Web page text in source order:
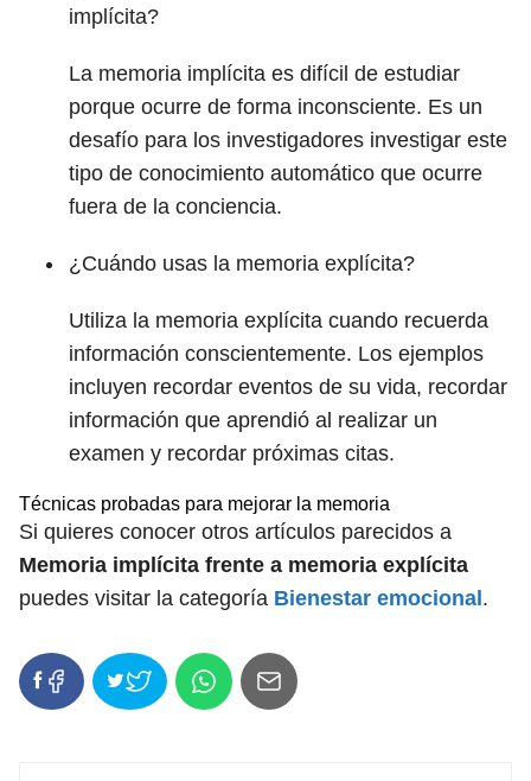
implícita?
La memoria implícita es difícil de estudiar
porque ocurre de forma inconsciente. Es un
desafío para los investigadores investigar este
tipo de conocimiento automático que ocurre
fuera de la conciencia.
¿Cuándo usas la memoria explícita?
Utiliza la memoria explícita cuando recuerda
información conscientemente. Los ejemplos
incluyen recordar eventos de su vida, recordar
información que aprendió al realizar un
examen y recordar próximas citas.
Técnicas probadas para mejorar la memoria
Si quieres conocer otros artículos parecidos a
Memoria implícita frente a memoria explícita
puedes visitar la categoría Bienestar emocional.